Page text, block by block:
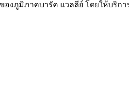
ภูมิภาคบารัค แวลลีย์ โดยให้บริก